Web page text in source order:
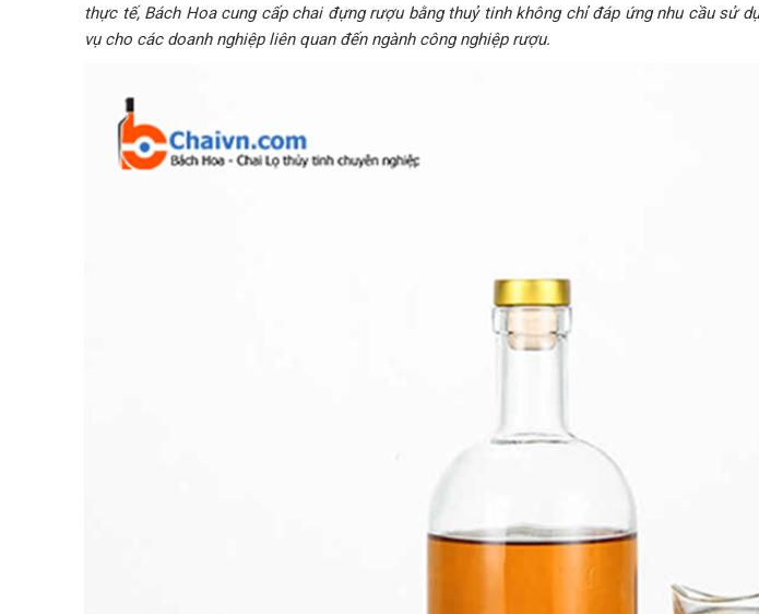
thực tế, Bách Hoa cung cấp chai đựng rượu bằng thuỷ tinh không chỉ đáp ứng nhu cầu sử
vụ cho các doanh nghiệp liên quan đến ngành công nghiệp rượu.